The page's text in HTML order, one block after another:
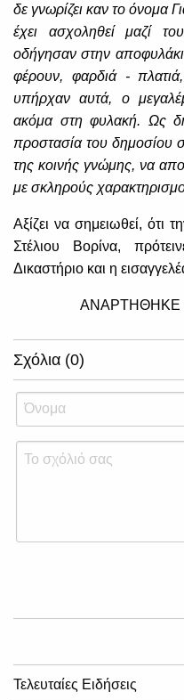
δε γνωρίζει καν το όνομα
έχει ασχοληθεί μαζί
οδήγησαν στην
φέρουν, φαρδιά -
υπήρχαν αυτά, ο
ακόμα στη φυλακή. Ως
προστασία του δημοσίου
της κοινής γνώμης, να
με σκληρούς
Αξίζει να σημειωθεί,
Στέλιου Βορίνα,
Δικαστήριο και η
ΑΝΑΡΤΗΘΗΚΕ
Σχόλια (0)
Τελευταίες Ειδήσεις